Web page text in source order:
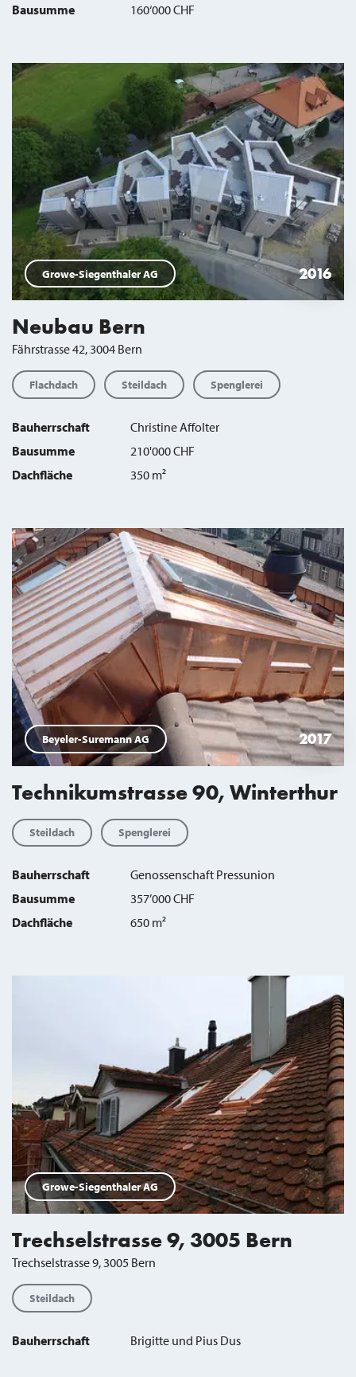
Bausumme
160‘000 CHF
Growe-Siegenthaler AG 2016
Neubau Bern
Fährstrasse 42, 3004 Bern
Flachdach Steildach Spenglerei
Bauherrschaft
Christine Affolter
Bausumme
210'000 CHF
Dachfläche
350 m²
Beyeler-Suremann AG 2017
Technikumstrasse 90, Winterthur
Steildach Spenglerei
Bauherrschaft
Genossenschaft Pressunion
Bausumme
357’000 CHF
Dachfläche
650 m²
Growe-Siegenthaler AG
Trechselstrasse 9, 3005 Bern
Trechselstrasse 9, 3005 Bern
Steildach
Bauherrschaft Brigitte und Pius Dus